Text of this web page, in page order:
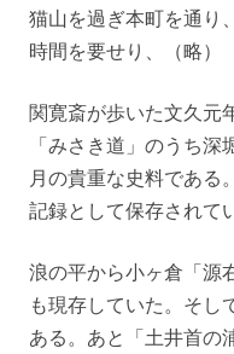
猫山を過ぎ本町を通り
時間を要せり、（略）
関寛斎が歩いた文久元
「みさき道」のうち
月の貴重な史料である
記録として保存されて
浪の平から小ヶ倉「源
も現存していた。そし
ある。あと「土井首の